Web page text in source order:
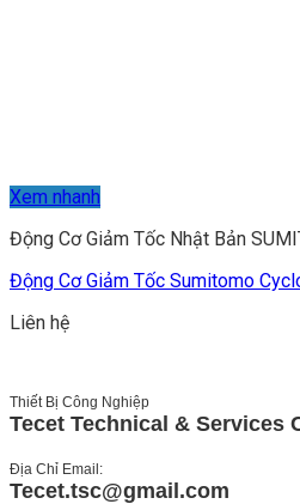
Xem nhanh
Động Cơ Giảm Tốc Nhật Bản
Động Cơ Giảm Tốc Sumitomo
Liên hệ
Thiết Bị Công Nghiệp
Tecet Technical & Services
Địa Chỉ Email:
Tecet.tsc@gmail.com